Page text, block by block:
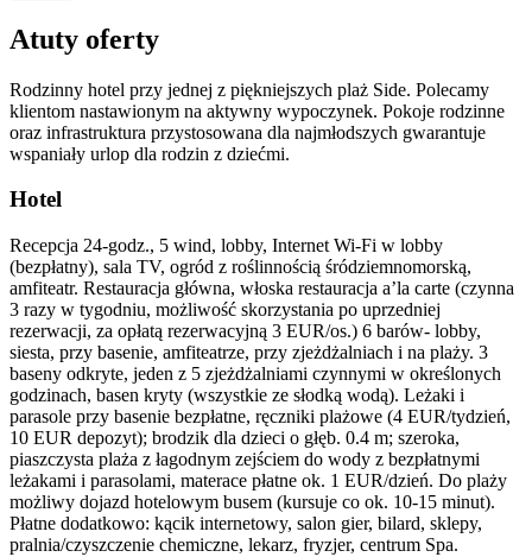
Atuty oferty
Rodzinny hotel przy jednej z piękniejszych plaż Side. Polecamy
klientom nastawionym na aktywny wypoczynek. Pokoje rodzinne
oraz infrastruktura przystosowana dla najmłodszych gwarantuje
wspaniały urlop dla rodzin z dziećmi.
Hotel
Recepcja 24-godz., 5 wind, lobby, Internet Wi-Fi w lobby
(bezpłatny), sala TV, ogród z roślinnością śródziemnomorską,
amfiteatr. Restauracja główna, włoska restauracja a’la carte (czynna
3 razy w tygodniu, możliwość skorzystania po uprzedniej
rezerwacji, za opłatą rezerwacyjną 3 EUR/os.) 6 barów- lobby,
siesta, przy basenie, amfiteatrze, przy zjeżdżalniach i na plaży. 3
baseny odkryte, jeden z 5 zjeżdżalniami czynnymi w określonych
godzinach, basen kryty (wszystkie ze słodką wodą). Leżaki i
parasole przy basenie bezpłatne, ręczniki plażowe (4 EUR/tydzień,
10 EUR depozyt); brodzik dla dzieci o głęb. 0.4 m; szeroka,
piaszczysta plaża z łagodnym zejściem do wody z bezpłatnymi
leżakami i parasolami, materace płatne ok. 1 EUR/dzień. Do plaży
możliwy dojazd hotelowym busem (kursuje co ok. 10-15 minut).
Płatne dodatkowo: kącik internetowy, salon gier, bilard, sklepy,
pralnia/czyszczenie chemiczne, lekarz, fryzjer, centrum Spa.